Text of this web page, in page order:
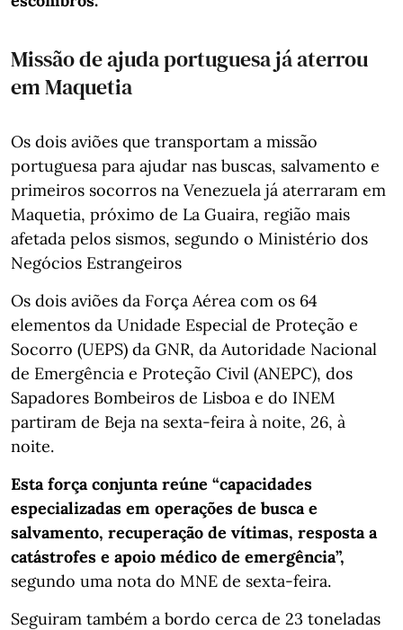
Missão de ajuda portuguesa já aterrou
em Maquetia
Os dois aviões que transportam a missão
portuguesa para ajudar nas buscas, salvamento e
primeiros socorros na Venezuela já aterraram em
Maquetia, próximo de La Guaira, região mais
afetada pelos sismos, segundo o Ministério dos
Negócios Estrangeiros
Os dois aviões da Força Aérea com os 64
elementos da Unidade Especial de Proteção e
Socorro (UEPS) da GNR, da Autoridade Nacional
de Emergência e Proteção Civil (ANEPC), dos
Sapadores Bombeiros de Lisboa e do INEM
partiram de Beja na sexta-feira à noite, 26, à
noite.
Esta força conjunta reúne “capacidades
especializadas em operações de busca e
salvamento, recuperação de vítimas, resposta a
catástrofes e apoio médico de emergência”,
segundo uma nota do MNE de sexta-feira.
Seguiram também a bordo cerca de 23 toneladas